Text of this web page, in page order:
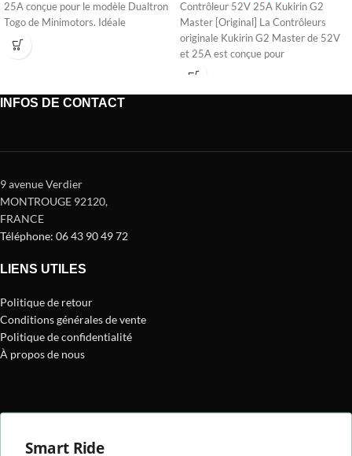
25A conçue pour le modèle Dualtron
Togo de Minimotors. Idéale
Contrôleur 52V 25A Kukirin G2
Master [Original] La Contrôleurs
originale Kukirin G2 Master de 52V
et 25A est conçue pour
INFOS DE CONTACT
9 avenue Verdier
MONTROUGE 92120,
FRANCE
Téléphone: 06 43 90 49 72
LIENS UTILES
Politique de retour
Conditions générales de vente
Politique de confidentialité
À propos de nous
Smart Ride